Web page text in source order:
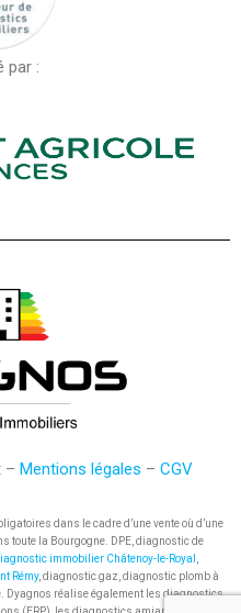
par :
– Mentions légales – CGV
dans le cadre d’une vente où d’une
toute la Bourgogne. DPE, diagnostic de
immobilier Châtenoy-le-Royal
Rémy, diagnostic gaz, diagnostic plomb à
Dyagnos réalise également les diagnostics